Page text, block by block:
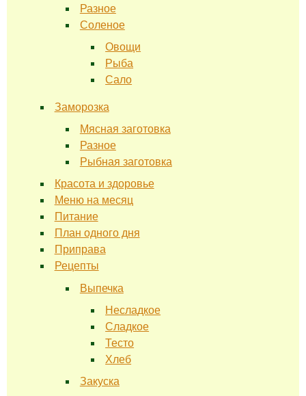
Разное
Соленое
Овощи
Рыба
Сало
Заморозка
Мясная заготовка
Разное
Рыбная заготовка
Красота и здоровье
Меню на месяц
Питание
План одного дня
Приправа
Рецепты
Выпечка
Несладкое
Сладкое
Тесто
Хлеб
Закуска